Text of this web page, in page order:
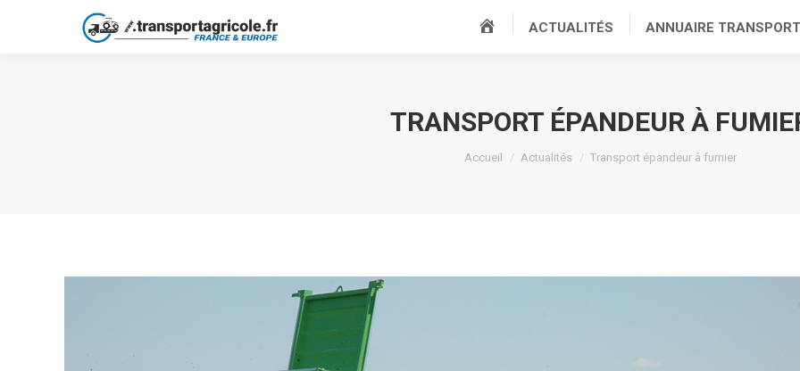
ACCUEILACTUALITÉS ANNUAIRE
TRANSPORT ÉPANDEUR À
Vous êtes ici :
Accueil Actualités Transport épandeur à fumier